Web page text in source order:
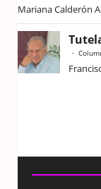
Mariana Calderón